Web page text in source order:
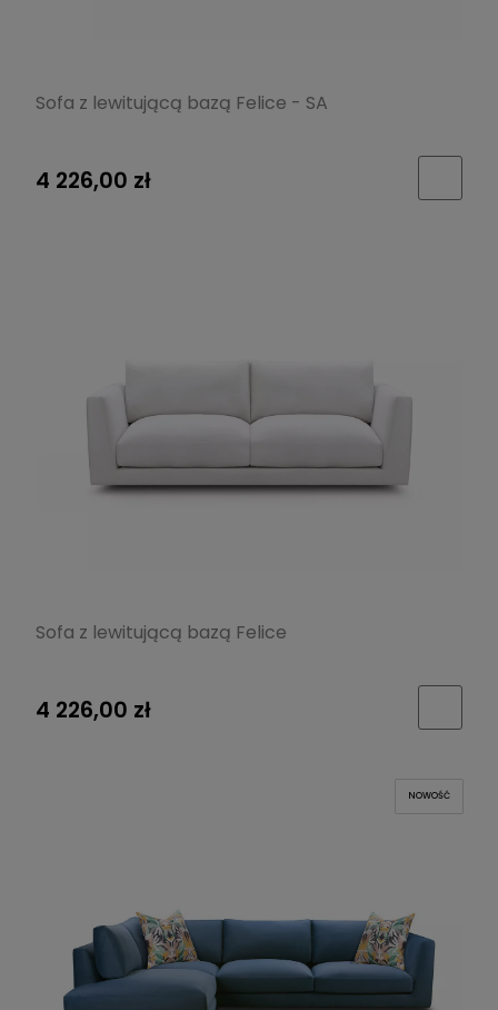
Sofa z lewitującą bazą Felice - SA
4 226,00 zł
Sofa z lewitującą bazą Felice
4 226,00 zł
NOWOŚĆ